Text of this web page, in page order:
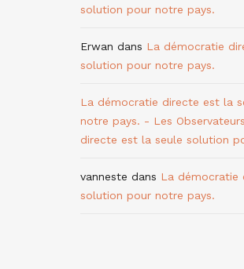
solution pour notre pays.
Erwan dans La démocratie
solution pour notre pays.
La démocratie directe est la
notre pays. - Les Observateurs
directe est la seule solution
vanneste dans La démocratie
solution pour notre pays.